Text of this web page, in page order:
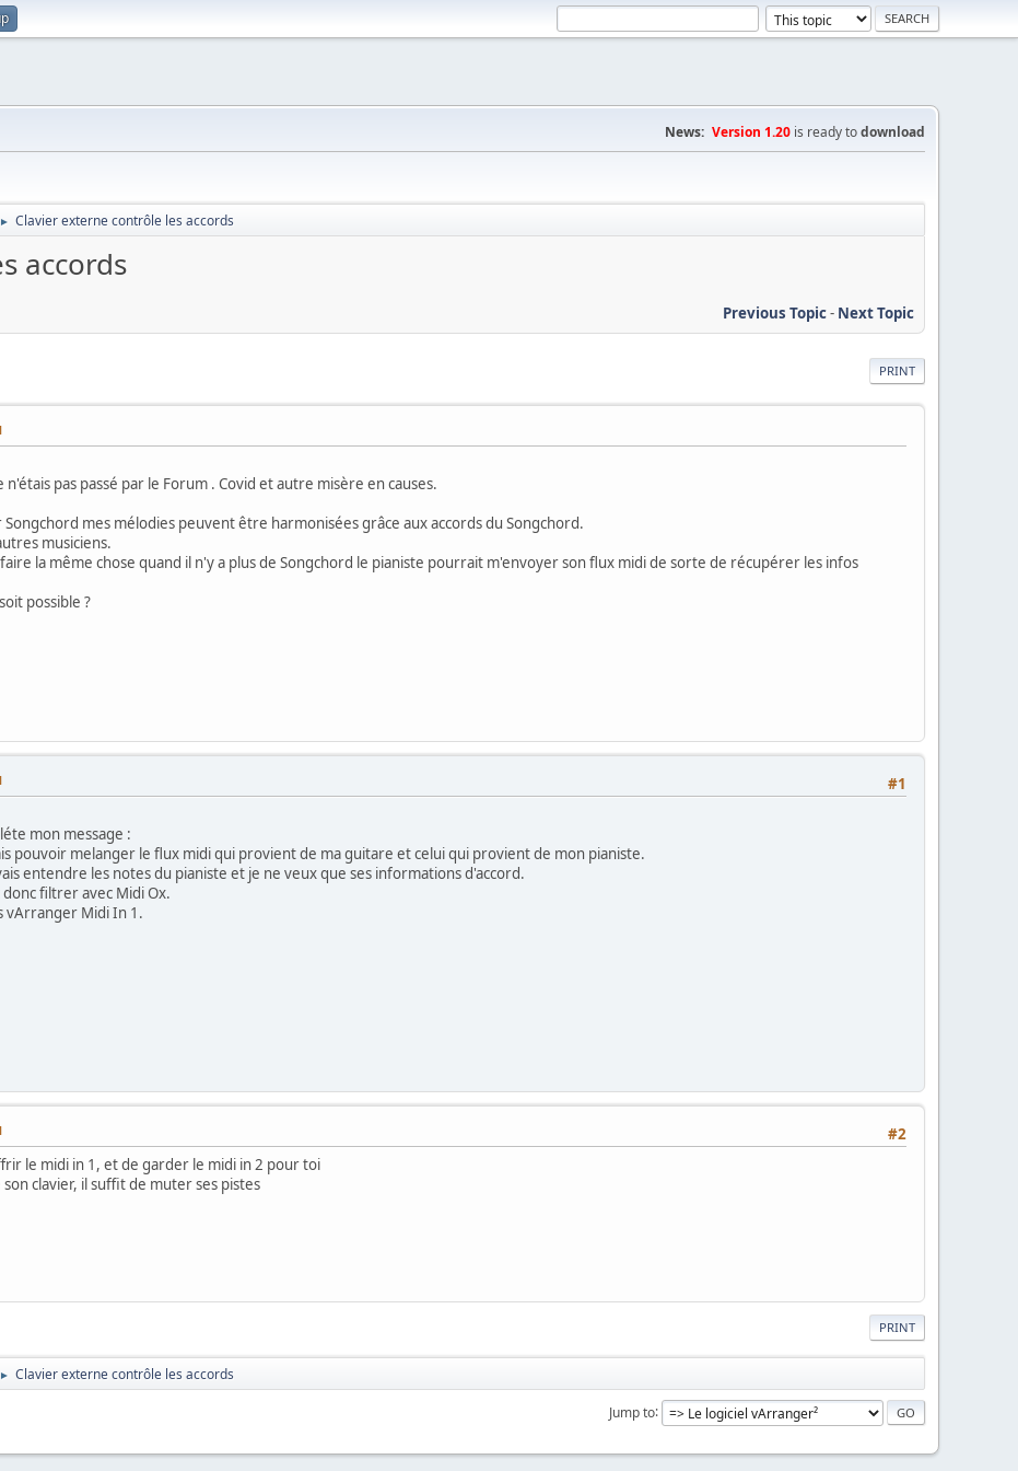
News: Version 1.20 is ready todownload
► Clavier externe contrôle les accords
accords
Previous Topic- Next Topic
PRINT
pas passé par le Forum . Covid et autre misère en causes.
Songchord mes mélodies peuvent être harmonisées grâce aux accords du Songchord.
musiciens.
la même chose quand il n'y a plus de Songchord le pianiste pourrait m'envoyer son flux midi de sorte de récupérer les infos
possible ?
#1
mon message :
pouvoir melanger le flux midi qui provient de ma guitare et celui qui provient de mon pianiste.
entendre les notes du pianiste et je ne veux que ses informations d'accord.
filtrer avec Midi Ox.
vArranger Midi In 1.
#2
le midi in 1, et de garder le midi in 2 pour toi
clavier, il suffit de muter ses pistes
PRINT
► Clavier externe contrôle les accords
Jump to